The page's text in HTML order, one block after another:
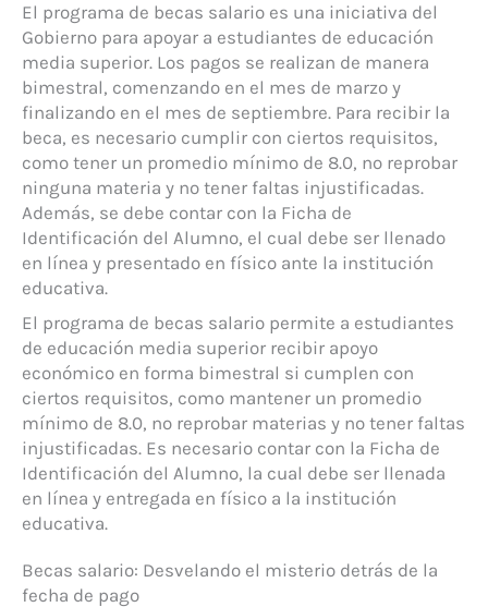
El programa de becas salario es una iniciativa del
Gobierno para apoyar a estudiantes de educación
media superior. Los pagos se realizan de manera
bimestral, comenzando en el mes de marzo y
finalizando en el mes de septiembre. Para recibir la
beca, es necesario cumplir con ciertos requisitos,
como tener un promedio mínimo de 8.0, no reprobar
ninguna materia y no tener faltas injustificadas.
Además, se debe contar con la Ficha de
Identificación del Alumno, el cual debe ser llenado
en línea y presentado en físico ante la institución
educativa.
El programa de becas salario permite a estudiantes
de educación media superior recibir apoyo
económico en forma bimestral si cumplen con
ciertos requisitos, como mantener un promedio
mínimo de 8.0, no reprobar materias y no tener faltas
injustificadas. Es necesario contar con la Ficha de
Identificación del Alumno, la cual debe ser llenada
en línea y entregada en físico a la institución
educativa.
Becas salario: Desvelando el misterio detrás de la
fecha de pago